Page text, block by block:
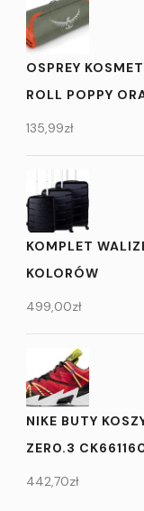
OSPREY
ROLL POPPY
135,99zł
KOMPLET
KOLORÓW
499,00zł
NIKE BUTY
ZER0.3
442,70zł